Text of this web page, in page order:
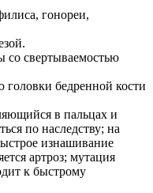
гонореи,
со свертываемостью
бедренной кости
в пальцах и
по наследству; на
изнашивание
артроз; мутация
к быстрому